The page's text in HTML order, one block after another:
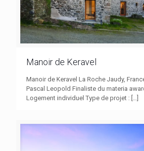
Manoir de Keravel
Manoir de Keravel La Roche Jaudy,
Pascal Leopold Finaliste du materia
Logement individuel Type de projet : […]